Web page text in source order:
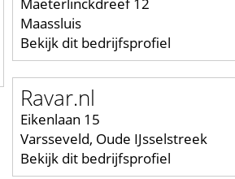
Maeterlinckdreef 12
Maassluis
Bekijk dit bedrijfsprofiel
Ravar.nl
Eikenlaan 15
Varsseveld, Oude IJsselstreek
Bekijk dit bedrijfsprofiel